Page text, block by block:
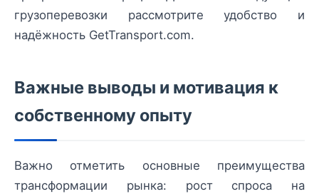
грузоперевозки рассмотрите удобство и
надёжность GetTransport.com.
Важные выводы и мотивация к
собственному опыту
Важно отметить основные преимущества
трансформации рынка: рост спроса на